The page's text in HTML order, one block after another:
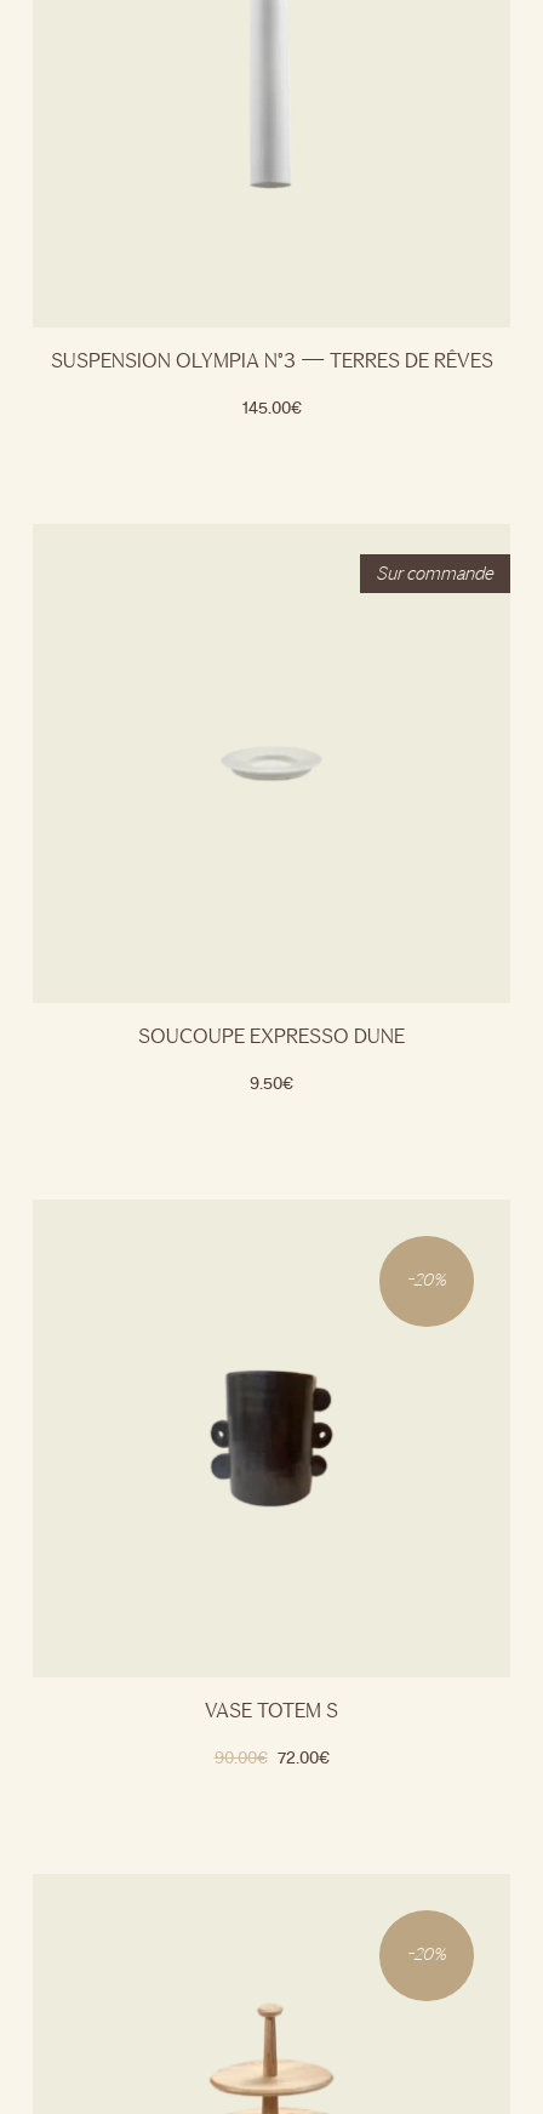
SUSPENSION OLYMPIA N°3 — TERRES DE RÊVES
145.00€
SOUCOUPE EXPRESSO DUNE
9.50€
-20%
VASE TOTEM S
90.00€ 72.00€
-20%